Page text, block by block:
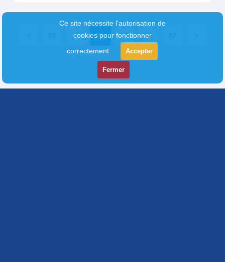
83 84 85 86
Ce site nécessite l'autorisation de
cookies pour fonctionner
correctement.
Accepter
Fermer